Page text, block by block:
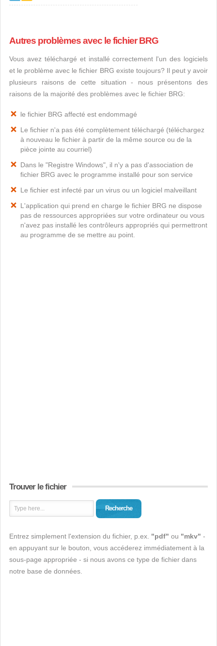
Autres problèmes avec le fichier BRG
Vous avez téléchargé et installé correctement l'un des logiciels
et le problème avec le fichier BRG existe toujours? Il peut y avoir
plusieurs raisons de cette situation - nous présentons des
raisons de la majorité des problèmes avec le fichier BRG:
le fichier BRG affecté est endommagé
Le fichier n'a pas été complètement téléchargé (téléchargez
à nouveau le fichier à partir de la même source ou de la
pièce jointe au courriel)
Dans le "Registre Windows", il n'y a pas d'association de
fichier BRG avec le programme installé pour son service
Le fichier est infecté par un virus ou un logiciel malveillant
L'application qui prend en charge le fichier BRG ne dispose
pas de ressources appropriées sur votre ordinateur ou vous
n'avez pas installé les contrôleurs appropriés qui permettront
au programme de se mettre au point.
Trouver le fichier
Recherche
Entrez simplement l'extension du fichier, p.ex. "pdf" ou "mkv" -
en appuyant sur le bouton, vous accéderez immédiatement à la
sous-page appropriée - si nous avons ce type de fichier dans
notre base de données.